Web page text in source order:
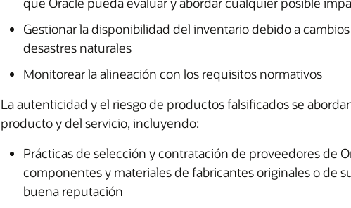
Gestionar la disponibilidad del inventario debido a
desastres naturales
Monitorear la alineación con los requisitos normativos
La autenticidad y el riesgo de productos falsificados se
producto y del servicio, incluyendo:
Prácticas de selección y contratación de proveedores de
componentes y materiales de fabricantes originales o de
buena reputación